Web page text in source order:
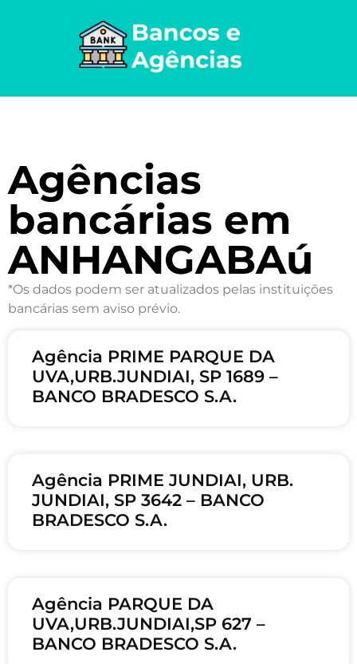
Agências
bancárias em
ANHANGABAú
*Os dados podem ser atualizados pelas instituições
bancárias sem aviso prévio.
Agência PRIME PARQUE DA
UVA,URB.JUNDIAI, SP 1689 –
BANCO BRADESCO S.A.
Agência PRIME JUNDIAI, URB.
JUNDIAI, SP 3642 – BANCO
BRADESCO S.A.
Agência PARQUE DA
UVA,URB.JUNDIAI,SP 627 –
BANCO BRADESCO S.A.